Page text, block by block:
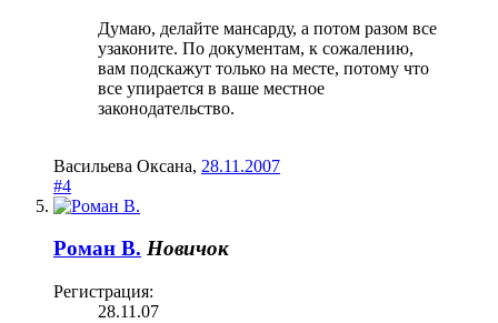
Думаю, делайте мансарду, а потом разом все
узаконите. По документам, к сожалению,
вам подскажут только на месте, потому что
все упирается в ваше местное
законодательство.
Васильева Оксана, 28.11.2007
#4
Роман В. Новичок
Регистрация:
28.11.07